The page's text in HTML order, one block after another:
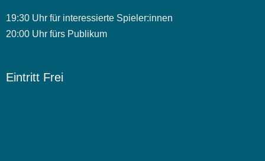
19:30 Uhr für interessierte Spieler:innen
20:00 Uhr fürs Publikum
Eintritt Frei